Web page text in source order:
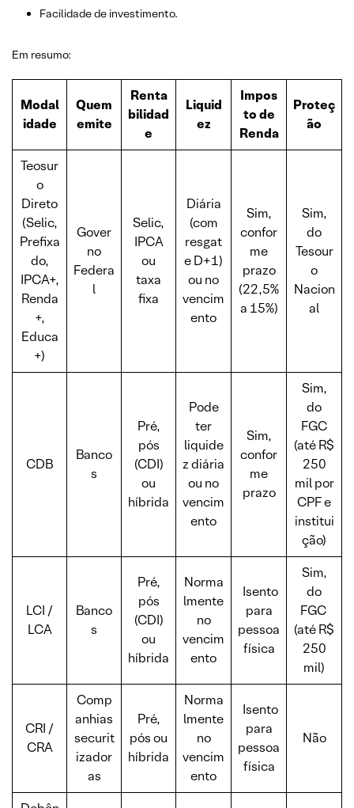
Facilidade de investimento.
Em resumo:
Modal
idade
Quem
emite
Renta
bilidad
e
Liquid
ez
Impos
to de
Renda
Proteç
ão
Teosur
o
Direto
(Selic,
Prefixa
do,
IPCA+,
Renda
+,
Educa
+)
Gover
no
Federa
l
Selic,
IPCA
ou
taxa
fixa
Diária
(com
resgat
e D+1)
ou no
vencim
ento
Sim,
confor
me
prazo
(22,5%
a 15%)
Sim,
do
Tesour
o
Nacion
al
CDB
Banco
s
Pré,
pós
(CDI)
ou
híbrida
Pode
ter
liquide
z diária
ou no
vencim
ento
Sim,
confor
me
prazo
Sim,
do
FGC
(até R$
250
mil por
CPF e
institui
ção)
LCI /
LCA
Banco
s
Pré,
pós
(CDI)
ou
híbrida
Norma
lmente
no
vencim
ento
Isento
para
pessoa
física
Sim,
do
FGC
(até R$
250
mil)
CRI /
CRA
Comp
anhias
securit
izador
as
Pré,
pós ou
híbrida
Norma
lmente
no
vencim
ento
Isento
para
pessoa
física
Não